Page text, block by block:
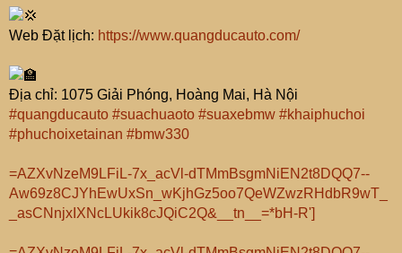
Web Đặt lịch: https://www.quangducauto.com/
Địa chỉ: 1075 Giải Phóng, Hoàng Mai, Hà Nội
#quangducauto #suachuaoto #suaxebmw #khaiphuchoi
#phuchoixetainan #bmw330
=AZXvNzeM9LFiL-7x_acVl-dTMmBsgmNiEN2t8DQQ7--
Aw69z8CJYhEwUxSn_wKjhGz5oo7QeWZwzRHdbR9wT_
_asCNnjxIXNcLUkik8cJQiC2Q&__tn__=*bH-R']